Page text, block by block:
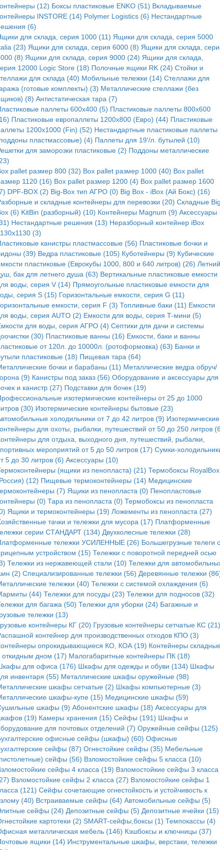
(12) Боксы пластиковые ENKO (51) Вкладываемые
INSTORE (14) Polymer Logistics (6) Нестандартные
(6)
для склада, серия 1000 (11) Ящики для склада, серия 5000
(23) Ящики для склада, серия 6000 (8) Ящики для склада,
(8) Ящики для склада, серия 9000 (24) Ящики для склада,
12000 Logic Store (18) Полочные ящики RK (24) Стойки и
для склада (40) Мобильные тележки (14) Стеллажи для
(готовые комплекты) (3) Металлические стеллажи (без
(8) Антистатическая тара (7)
паллеты 600x400 (5) Пластиковые паллеты 800x600
Пластиковые европаллеты 1200x800 (Евро) (44) Пластиковые
1200x1000 (Fin) (52) Нестандартные пластиковые паллеты
пластмассовые) (4) Паллеты для 19'/л. бутылей (10)
для заморозки пластиковые (2) Поддоны металлические
pallet размер 800 (32) Box pallet размер 1000 (40) Box pallet
1120 (16) Box pallet размер 1200 (4) Box pallet размер 1600
DPF-BOX (2) Big-Box тип АГРО (0) Big Box - iBox (Ай Бокс) (16)
и складные контейнеры для перевозки (20) Складные
(6) KitBin (разборный) (10) Контейнеры Magnum (9) Аксессуары
Нестандартные решения (13) Неразборный контейнер iBox
(3)
канистры пластмассовые (56) Пластиковые бочки и
(39) Ведра пластиковые (105) Куботейнеры (9) Кубические
пластиковые (Еврокубы 1000, 800 и 640 литров) (26) Летний
бак для летнего душа (63) Вертикальные пластиковые емкости
воды, серия V (14) Прямоугольные пластиковые емкости для
серия S (15) Горизонтальные емкости, серия G (11)
емкости, серия F (3) Топливные баки (11) Емкости
воды, серия AUTO (2) Емкости для воды, серия Т-мини (5)
для воды, серия АГРО (4) Септики для дачи и системы
(30) Пластиковые ванны (16) Емкости, баки и ванны
от 120л. до 10000л. (ротоформовка) (63) Банки и
пластиковые (18) Пищевая тара (64)
бочки и барабаны (11) Металлические ведра обруч/
(9) Канистры под заказ (56) Оборудование и аксессуары для
и канистр (27) Подставки для бочек (19)
изотермические контейнеры от 25 до 1000
(30) Изотермические контейнеры бытовые (23)
холодильники от 7 до 42 литров (9) Изотермические
для охоты, рыбалки, путешествий от 50 до 250 литров
для отдыха, выходного дня, путешествий, рыбалки,
мероприятий от 5 до 50 литров (17) Сумки-
5 до 30 литров (6) Аксессуары (10)
(ящики из пенопласта) (21) Термобоксы RoyalBox
(12) Пищевые термоконтейнеры (14) Медицинские
(7) Ящики из пенопласта (0) Пенопластовые
(0) Тара из пенопласта (0) Термобоксы из пенопласта
Ящики и термоконтейнеры (19) Ложементы из пенопласта (27)
тачки и тележки для мусора (17) Платформенные
серии СТАНДАРТ (134) Двухколесные тележки (28)
тележки УСИЛЕННЫЕ (26) Большегрузные телеги с
устройством (15) Тележки с поворотной передней осью
Тележки из нержавеющей стали (10) Тележки для
(2) Специализированные тележки (56) Деревянные тележки
тележки (40) Тележки с системой охлаждения (6)
(44) Тележки для посуды (23) Тележки для подносов (32)
для багажа (50) Тележки для уборки (24) Багажные и
тележки (13)
контейнеры КГ (20) Грузовые контейнеры сетчатые КС (21)
контейнер для производственных отходов КПО (3)
опрокидывающиеся КО, КОА (19) Контейнеры
откидным дном (17) Малогабаритные контейнеры ПК (18)
для офиса (176) Шкафы для одежды и обуви (134) Шкафы
инвентаря (55) Металлические шкафы оружейные (98)
шкафы сетчатые (2) Шкафы компьютерные (3)
шкафы-купе (15) Медицинские шкафы (59)
шкафы (9) Абонентские шкафы (18) Аксессуары для
(19) Камеры хранения (15) Сейфы (191) Шкафы и
для почтовых отделений (7) Оружейные сейфы (125)
офисные сейфы (шкафы) (60) Офисные
сейфы (87) Огнестойкие сейфы (35) Мебельные
сейфы (56) Взломостойкие сейфы 5 класса (10)
сейфы 4 класса (19) Взломостойкие сейфы 3 класса
Взломостойкие сейфы 2 класса (27) Взломостойкие сейфы 1
(121) Сейфы сочетающие огнестойкость и устойчивость к
(40) Встраиваемые сейфы (64) Автомобильные сейфы (5)
сейфы (24) Депозитные сейфы (5) Депозитные ячейки (15)
картотеки (2) SMART-сейфы,боксы (1) Темпокассы (4)
металлическая мебель (146) Кэшбоксы и ключницы (37)
ящики (14) Инструментальные шкафы, верстаки, тележки